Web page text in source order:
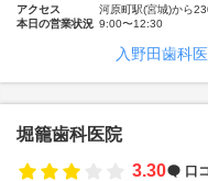
アクセス
河原町駅(宮城)から
本日の営業状況 9:00〜12:30
入野田歯科
堀籠歯科医院
3.30
口